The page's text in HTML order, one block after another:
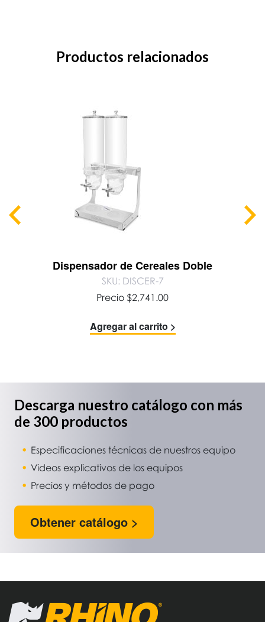
Productos relacionados
Dispensador de Cereales Doble
SKU: DISCER-7
Precio $2,741.00
Agregar al carrito >
Descarga nuestro catálogo con más
de 300 productos
Especificaciones técnicas de nuestros equipo
Videos explicativos de los equipos
Precios y métodos de pago
Obtener catálogo >